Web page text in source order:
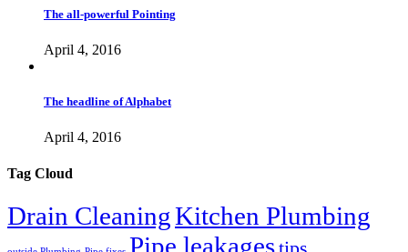
The all-powerful Pointing
April 4, 2016
The headline of Alphabet
April 4, 2016
Tag Cloud
Drain CleaningKitchen Plumbing
Pipe leakages